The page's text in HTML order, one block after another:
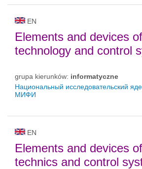
EN
Elements and devices
technology and control
grupa kierunków: informatyczne
Национальный исследовательский
МИФИ
EN
Elements and devices
technics and control